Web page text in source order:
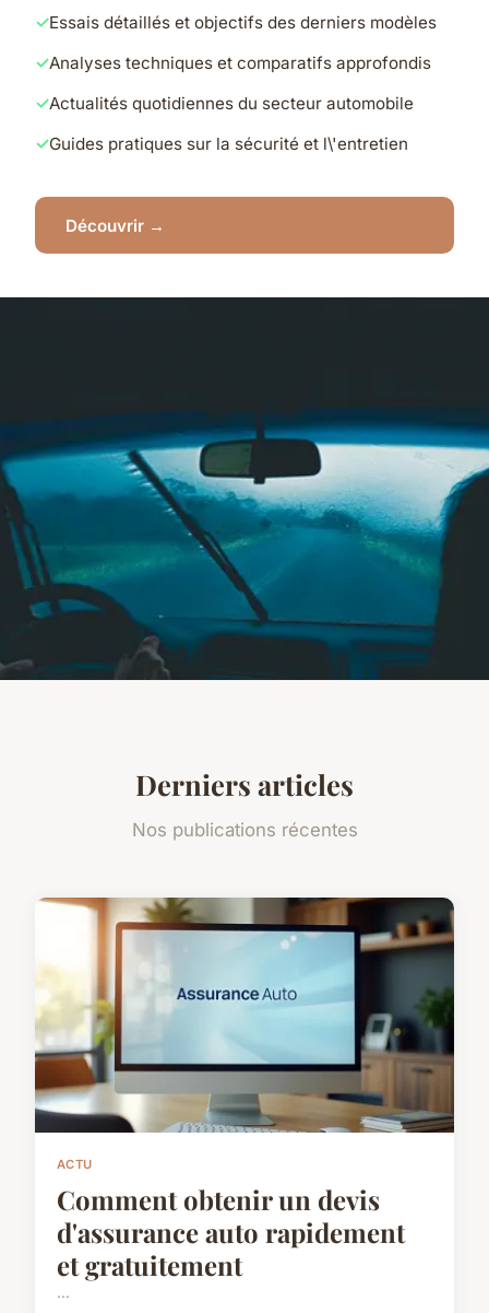
Essais détaillés et objectifs des derniers modèles
Analyses techniques et comparatifs approfondis
Actualités quotidiennes du secteur automobile
Guides pratiques sur la sécurité et l\'entretien
Découvrir →
Derniers articles
Nos publications récentes
ACTU
Comment obtenir un devis
d'assurance auto rapidement
et gratuitement
...